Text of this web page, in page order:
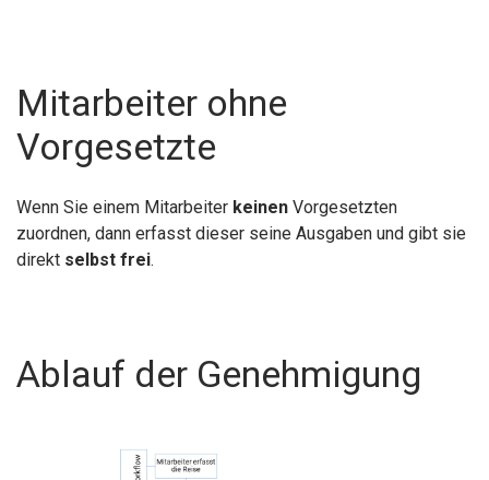
Mitarbeiter ohne
Vorgesetzte
Wenn Sie einem Mitarbeiter keinen Vorgesetzten
zuordnen, dann erfasst dieser seine Ausgaben und gibt sie
direkt selbst frei.
Ablauf der Genehmigung